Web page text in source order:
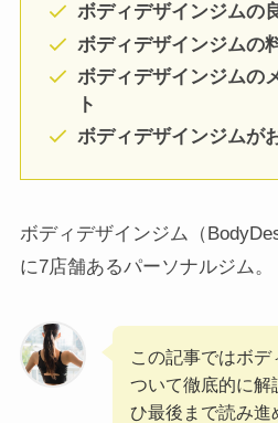
ボディデザインジムの
ボディデザインジムの
ボディデザインジムの
ト
ボディデザインジムが
ボディデザインジム（
に7店舗あるパーソナルジム。
この記事ではボデ
ついて徹底的に解
ひ最後まで読み進